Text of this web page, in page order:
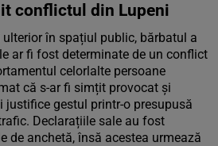
conflictul din Lupeni
în spațiul public, bărbatul a
ar fi fost determinate de un conflict
celorlalte persoane
că s-ar fi simțit provocat și
justifice gestul printr-o presupusă
Declarațiile sale au fost
de anchetă, însă acestea urmează